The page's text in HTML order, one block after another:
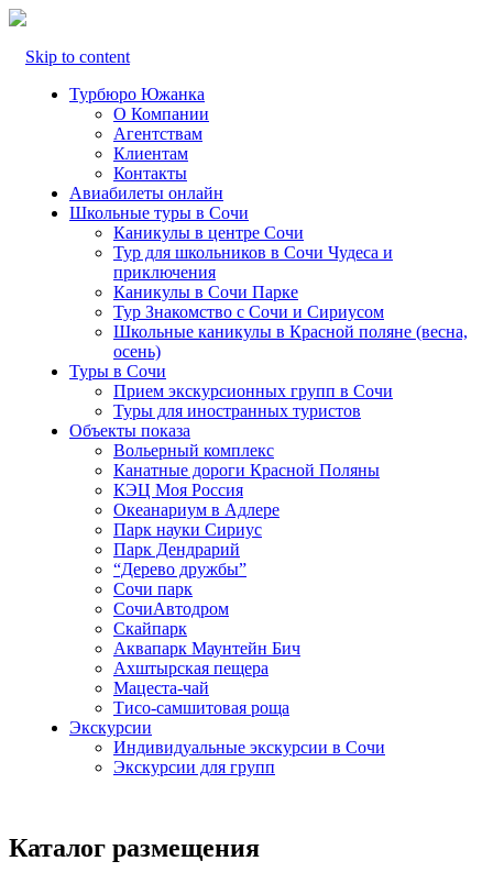
Skip to content
Турбюро Южанка
О Компании
Агентствам
Клиентам
Контакты
Авиабилеты онлайн
Школьные туры в Сочи
Каникулы в центре Сочи
Тур для школьников в Сочи Чудеса и
приключения
Каникулы в Сочи Парке
Тур Знакомство с Сочи и Сириусом
Школьные каникулы в Красной поляне (весна,
осень)
Туры в Сочи
Прием экскурсионных групп в Сочи
Туры для иностранных туристов
Объекты показа
Вольерный комплекс
Канатные дороги Красной Поляны
КЭЦ Моя Россия
Океанариум в Адлере
Парк науки Сириус
Парк Дендрарий
“Дерево дружбы”
Сочи парк
СочиАвтодром
Скайпарк
Аквапарк Маунтейн Бич
Ахштырская пещера
Мацеста-чай
Тисо-самшитовая роща
Экскурсии
Индивидуальные экскурсии в Сочи
Экскурсии для групп
Каталог размещения